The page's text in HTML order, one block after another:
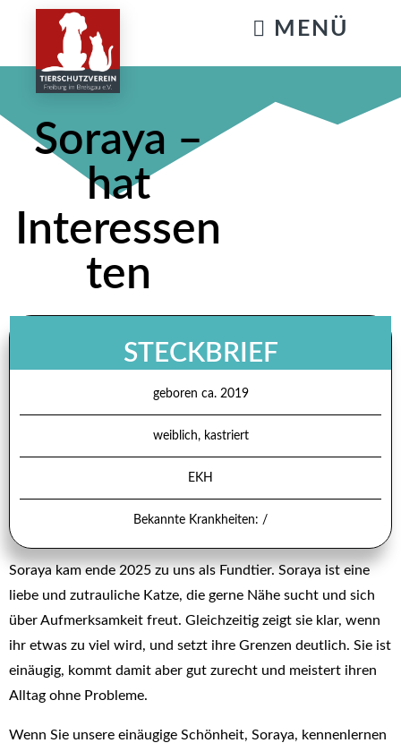
Soraya –
hat
Interessen
ten
Soraya kam ende 2025 zu uns als Fundtier. Soraya ist eine
liebe und zutrauliche Katze, die gerne Nähe sucht und sich
über Aufmerksamkeit freut. Gleichzeitig zeigt sie klar, wenn
ihr etwas zu viel wird, und setzt ihre Grenzen deutlich. Sie ist
einäugig, kommt damit aber gut zurecht und meistert ihren
Alltag ohne Probleme.
Wenn Sie unsere einäugige Schönheit, Soraya, kennenlernen
STECKBRIEF
geboren ca. 2019
weiblich, kastriert
EKH
Bekannte Krankheiten: /